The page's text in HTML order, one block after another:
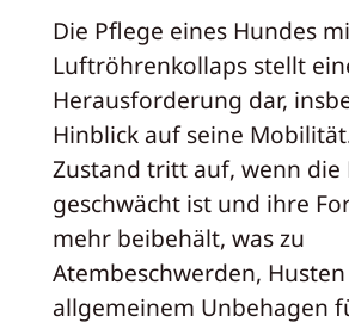
Die Pflege eines Hundes
Luftröhrenkollaps stellt
Herausforderung dar,
Hinblick auf seine
Zustand tritt auf, wenn
geschwächt ist und ihre
mehr beibehält, was zu
Atembeschwerden,
allgemeinem Unbehagen